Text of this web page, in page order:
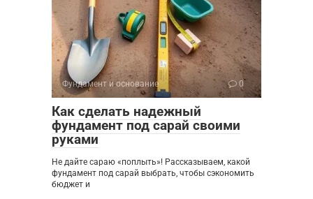
Фундамент и основание 0
Как сделать надежный
фундамент под сарай своими
руками
Не дайте сараю «поплыть»! Рассказываем, какой
фундамент под сарай выбрать, чтобы сэкономить
бюджет и